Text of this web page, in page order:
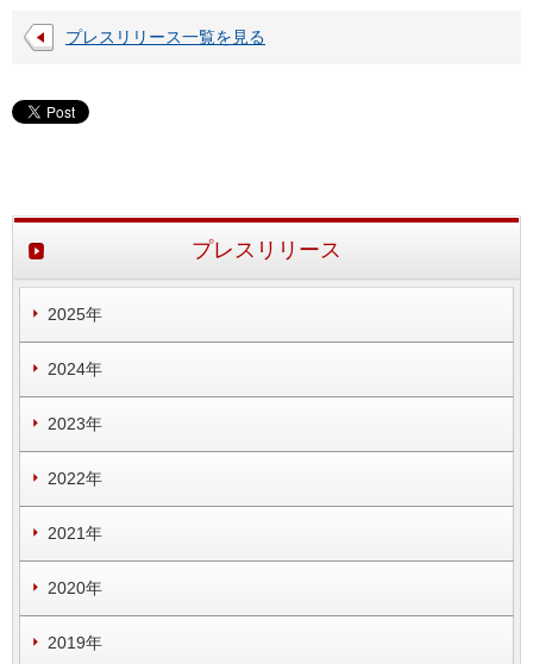
プレスリリース一覧を見る
プレスリリース
2025年
2024年
2023年
2022年
2021年
2020年
2019年